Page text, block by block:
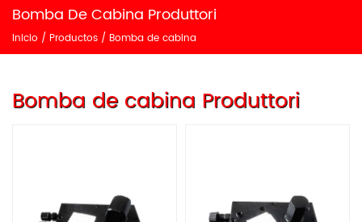
Bomba De Cabina Produttori
Inicio / Productos / Bomba de cabina
Bomba de cabina Produttori